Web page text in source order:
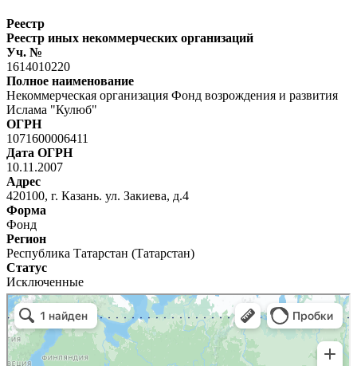
Реестр
Реестр иных некоммерческих организаций
Уч. №
1614010220
Полное наименование
Некоммерческая организация Фонд возрождения и развития
Ислама "Кулюб"
ОГРН
1071600006411
Дата ОГРН
10.11.2007
Адрес
420100, г. Казань. ул. Закиева, д.4
Форма
Фонд
Регион
Республика Татарстан (Татарстан)
Статус
Исключенные